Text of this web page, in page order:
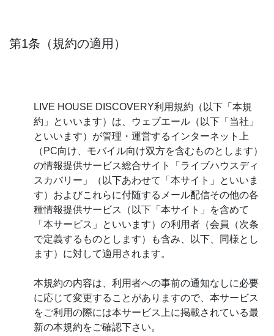
第1条（規約の適用）
LIVE HOUSE DISCOVERY利用規約（以下「本規
約」といいます）は、ウェブエール（以下「当社」
といいます）が管理・運営するインターネット上
（PC向け、モバイル向け双方を含むものとします）
の情報提供サービス総合サイト「ライブハウスディ
スカバリー」（以下あわせて「本サイト」といいま
す）およびこれらに付随するメール配信その他の各
種情報提供サービス（以下「本サイト」を含めて
「本サービス」といいます）の利用者（会員（次条
で定義するものとします）も含み、以下、同様とし
ます）に対して適用されます。
本規約の内容は、利用者への事前の通知なしに必要
に応じて変更することがありますので、本サービス
をご利用の際には本サービス上に掲載されている最
新の本規約をご確認下さい。